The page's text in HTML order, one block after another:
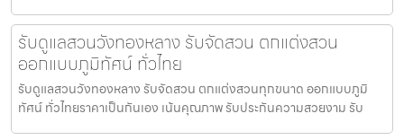
รับดูแลสวนวังทองหลาง รับจัดสวน ตกแต่งสวน
ออกแบบภูมิทัศน์ ทั่วไทย
รับดูแลสวนวังทองหลาง รับจัดสวน ตกแต่งสวนทุกขนาด ออกแบบภูมิ
ทัศน์ ทั่วไทยราคาเป็นกันเอง เน้นคุณภาพ รับประกันความสวยงาม รับ